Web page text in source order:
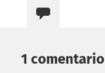
1 comentario